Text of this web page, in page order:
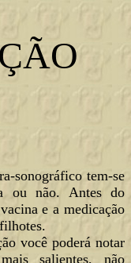
sonográfico tem-se
ou não. Antes do
e a medicação
você poderá notar
salientes, não